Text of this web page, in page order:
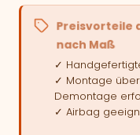
Preisvorteile
nach Maß
✓
✓ Montage
Demontage
✓ Airbag